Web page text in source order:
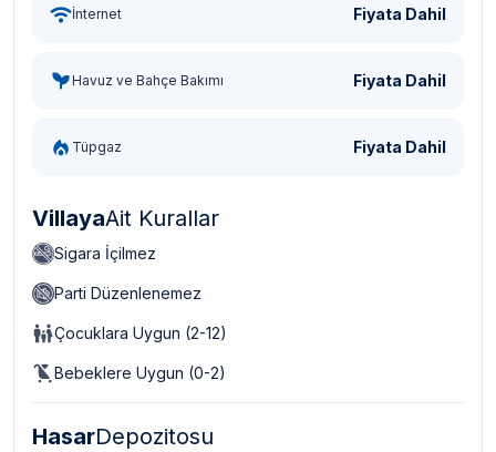
İnternet Fiyata Dahil
Havuz ve Bahçe Bakımı Fiyata Dahil
Tüpgaz Fiyata Dahil
VillayaAit Kurallar
Sigara İçilmez
Parti Düzenlenemez
Çocuklara Uygun (2-12)
Bebeklere Uygun (0-2)
HasarDepozitosu